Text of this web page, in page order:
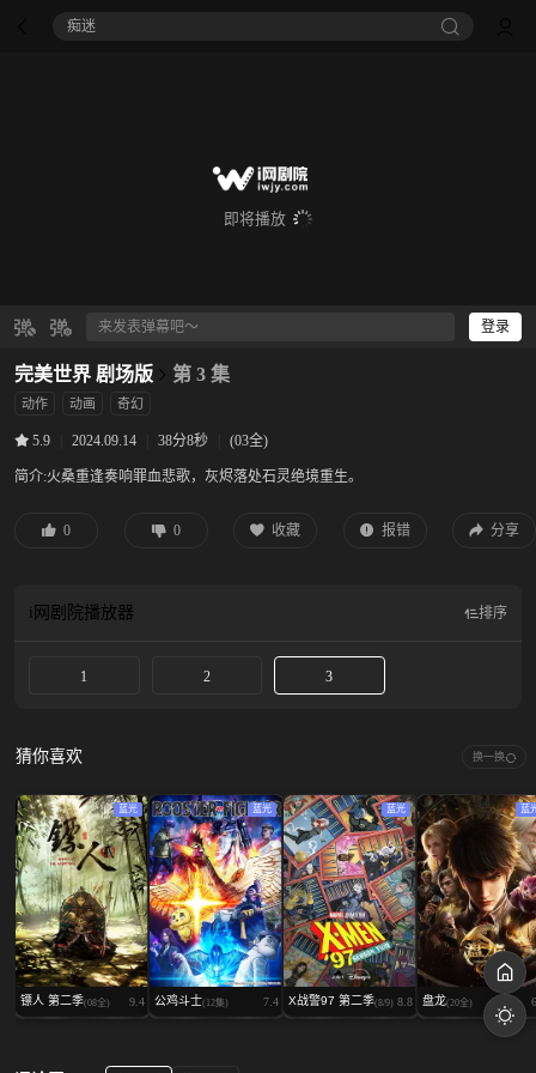
痴迷
即将播放
登录
完美世界 剧场版 第 3 集
动作 动画 奇幻
5.9 2024.09.14 38分8秒 (03全)
简介:火桑重逢奏响罪血悲歌，灰烬落处石灵绝境重生。
0 0 收藏 报错 分享
i网剧院播放器 排序
1 2 3
猜你喜欢 换一换
蓝光
镖人 第二季(08全) 9.4
蓝光
公鸡斗士(12集) 7.4
蓝光
X战警97 第二季(8/9) 8.8
蓝
盘龙(20全)